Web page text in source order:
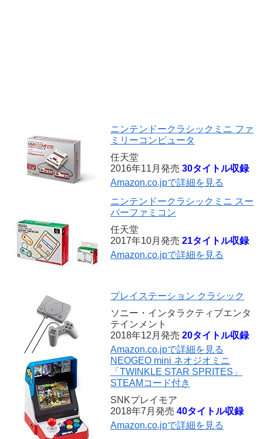
ニンテンドークラシックミニ ファ
ミリーコンピュータ
任天堂
2016年11月発売 30タイトル収録
Amazon.co.jpで詳細を見る
ニンテンドークラシックミニ スー
パーファミコン
任天堂
2017年10月発売 21タイトル収録
Amazon.co.jpで詳細を見る
プレイステーション クラシック
ソニー・インタラクティブエンタ
テインメント
2018年12月発売 20タイトル収録
Amazon.co.jpで詳細を見る
NEOGEO mini ネオジオミニ
「TWINKLE STAR SPRITES」
STEAMコード付き
SNKプレイモア
2018年7月発売 40タイトル収録
Amazon.co.jpで詳細を見る